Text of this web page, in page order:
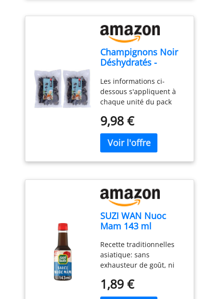
Champignons Noir
Déshydratés -
de 2)
Les informations ci-
dessous s'appliquent à
chaque unité du pack
noir) de la marque
MOUNTAINS Contenu: 1 x
100 Gram Pays d'origine:
Chine De la marque
MOUNTAINS Qualité
9,98 €
SUZI WAN Nuoc
Mam 143 ml
Recette traditionnelles
asiatique: sans
exhausteur de goût, ni
ni arôme artificiels.
Donnez une touche
1,89 €